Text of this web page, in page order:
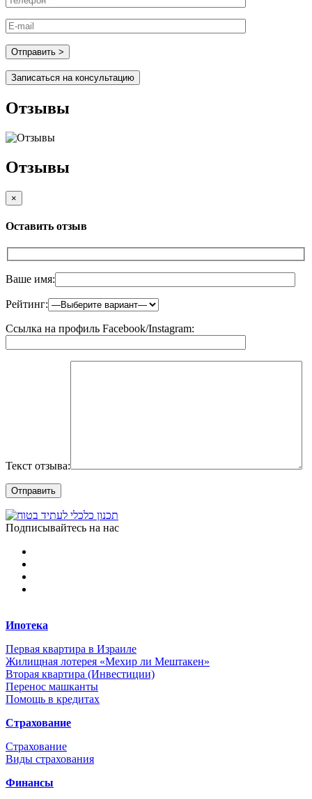
Записаться на консультацию
Отзывы
Отзывы
×
Оставить отзыв
Ваше имя:
Рейтинг:
Ссылка на профиль Facebook/Instagram:
Текст отзыва:
Подписывайтесь на нас
Ипотека
Первая квартира в Израиле
Жилищная лотерея «Мехир ли Мештакен»
Вторая квартира (Инвестиции)
Перенос машканты
Помощь в кредитах
Страхование
Страхование
Виды страхования
Финансы